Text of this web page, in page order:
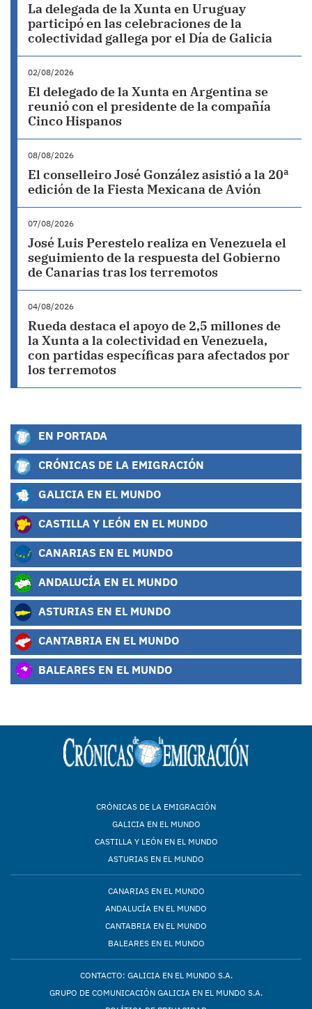
La delegada de la Xunta en Uruguay
participó en las celebraciones de la
colectividad gallega por el Día de Galicia
02/08/2026
El delegado de la Xunta en Argentina se
reunió con el presidente de la compañía
Cinco Hispanos
08/08/2026
El conselleiro José González asistió a la 20ª
edición de la Fiesta Mexicana de Avión
07/08/2026
José Luis Perestelo realiza en Venezuela el
seguimiento de la respuesta del Gobierno
de Canarias tras los terremotos
04/08/2026
Rueda destaca el apoyo de 2,5 millones de
la Xunta a la colectividad en Venezuela,
con partidas específicas para afectados por
los terremotos
EN PORTADA
CRÓNICAS DE LA EMIGRACIÓN
GALICIA EN EL MUNDO
CASTILLA Y LEÓN EN EL MUNDO
CANARIAS EN EL MUNDO
ANDALUCÍA EN EL MUNDO
ASTURIAS EN EL MUNDO
CANTABRIA EN EL MUNDO
BALEARES EN EL MUNDO
CRÓNICAS DE LA EMIGRACIÓN
GALICIA EN EL MUNDO
CASTILLA Y LEÓN EN EL MUNDO
ASTURIAS EN EL MUNDO
CANARIAS EN EL MUNDO
ANDALUCÍA EN EL MUNDO
CANTABRIA EN EL MUNDO
BALEARES EN EL MUNDO
CONTACTO: GALICIA EN EL MUNDO S.A.
GRUPO DE COMUNICACIÓN GALICIA EN EL MUNDO S.A.